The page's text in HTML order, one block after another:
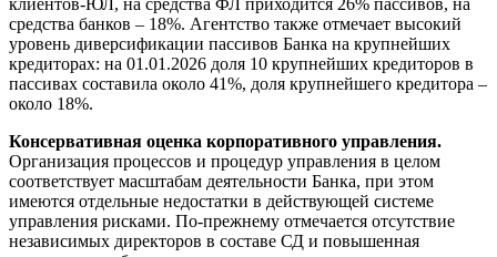
средства банков – 18%. Агентство также отмечает высокий
уровень диверсификации пассивов Банка на крупнейших
кредиторах: на 01.01.2026 доля 10 крупнейших кредиторов в
пассивах составила около 41%, доля крупнейшего кредитора –
около 18%.
Консервативная оценка корпоративного управления.
Организация процессов и процедур управления в целом
соответствует масштабам деятельности Банка, при этом
имеются отдельные недостатки в действующей системе
управления рисками. По-прежнему отмечается отсутствие
независимых директоров в составе СД и повышенная